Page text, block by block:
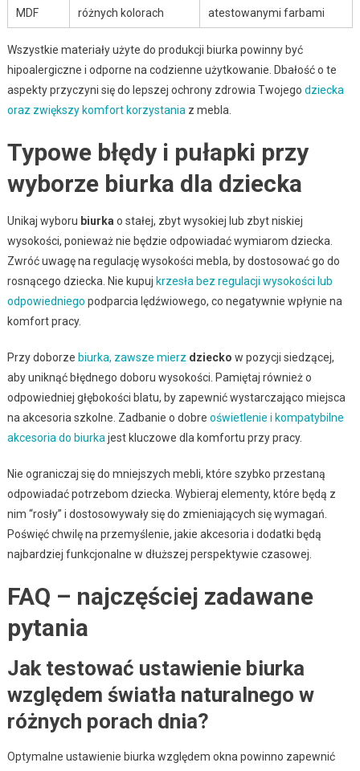
MDF
różnych kolorach
atestowanymi farbami
Wszystkie materiały użyte do produkcji biurka powinny być
hipoalergiczne i odporne na codzienne użytkowanie. Dbałość o te
aspekty przyczyni się do lepszej ochrony zdrowia Twojego dziecka
oraz zwiększy komfort korzystania z mebla.
Typowe błędy i pułapki przy
wyborze biurka dla dziecka
Unikaj wyboru biurka o stałej, zbyt wysokiej lub zbyt niskiej
wysokości, ponieważ nie będzie odpowiadać wymiarom dziecka.
Zwróć uwagę na regulację wysokości mebla, by dostosować go do
rosnącego dziecka. Nie kupuj krzesła bez regulacji wysokości lub
odpowiedniego podparcia lędźwiowego, co negatywnie wpłynie na
komfort pracy.
Przy doborze biurka, zawsze mierz dziecko w pozycji siedzącej,
aby uniknąć błędnego doboru wysokości. Pamiętaj również o
odpowiedniej głębokości blatu, by zapewnić wystarczająco miejsca
na akcesoria szkolne. Zadbanie o dobre oświetlenie i kompatybilne
akcesoria do biurka jest kluczowe dla komfortu przy pracy.
Nie ograniczaj się do mniejszych mebli, które szybko przestaną
odpowiadać potrzebom dziecka. Wybieraj elementy, które będą z
nim “rosły” i dostosowywały się do zmieniających się wymagań.
Poświęć chwilę na przemyślenie, jakie akcesoria i dodatki będą
najbardziej funkcjonalne w dłuższej perspektywie czasowej.
FAQ – najczęściej zadawane
pytania
Jak testować ustawienie biurka
względem światła naturalnego w
różnych porach dnia?
Optymalne ustawienie biurka względem okna powinno zapewnić